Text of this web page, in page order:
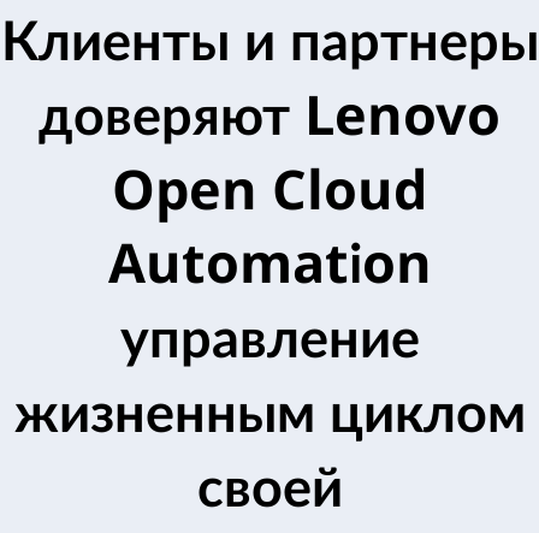
Клиенты и партнеры
доверяют Lenovo
Open Cloud
Automation
управление
жизненным циклом
своей